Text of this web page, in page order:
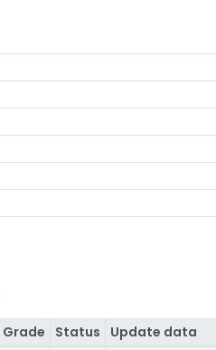
Grade Status
Update data